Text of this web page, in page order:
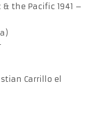
the Pacific 1941 –
Carrillo el